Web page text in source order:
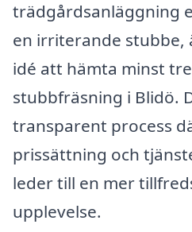
trädgårdsanläggning
en irriterande stubbe,
idé att hämta minst
stubbfräsning i Blidö.
transparent process
prissättning och
leder till en mer
upplevelse.